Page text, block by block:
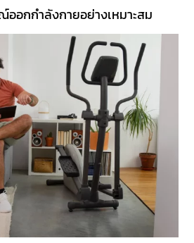
ออกกำลังกายอย่างเหมาะสม